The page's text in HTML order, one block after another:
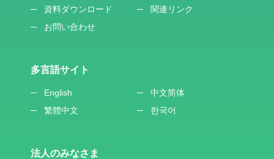
資料ダウンロード
関連リンク
お問い合わせ
多言語サイト
English
中文简体
繁體中文
한국어
法人のみなさま